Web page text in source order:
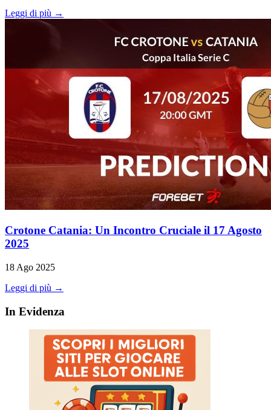
Leggi di più →
Crotone Catania: Un Incontro Cruciale il 17 Agosto
2025
18 Ago 2025
Leggi di più →
In Evidenza